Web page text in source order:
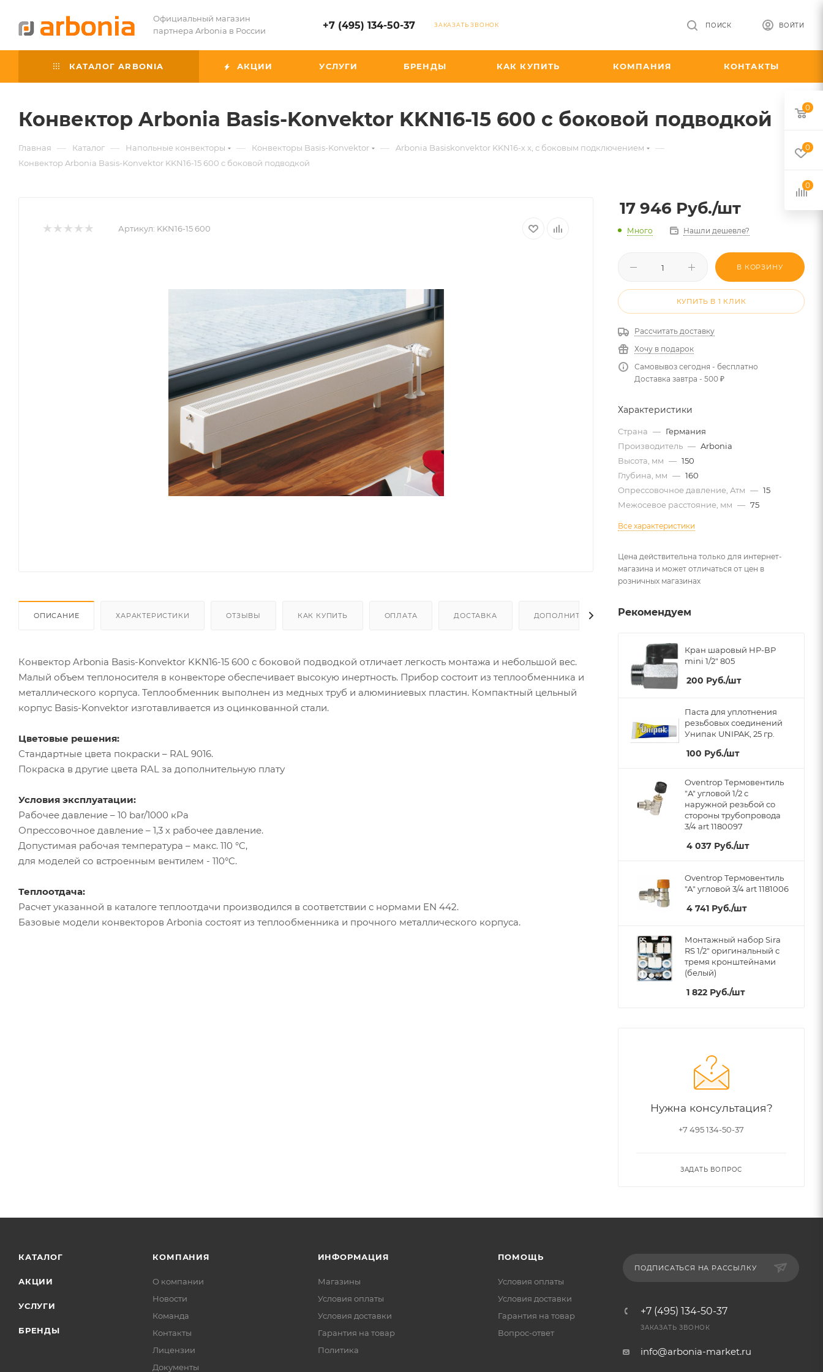
Официальный магазин
партнера Arbonia в России
+7 (495) 134-50-37 ЗАКАЗАТЬ ЗВОНОК ВОЙТИ
ПОИСК
КАТАЛОГ ARBONIA АКЦИИ УСЛУГИ БРЕНДЫ КАК КУПИТЬ КОМПАНИЯ КОНТАКТЫ
Конвектор Arbonia Basis-Konvektor KKN16-15 600 с боковой подводкой
Главная — Каталог — Напольные конвекторы — Конвекторы Basis-Konvektor — Arbonia Basiskonvektor KKN16-х x, с боковым подключением —
Конвектор Arbonia Basis-Konvektor KKN16-15 600 с боковой подводкой
Артикул: KKN16-15 600
ОПИСАНИЕ ХАРАКТЕРИСТИКИ ОТЗЫВЫ КАК КУПИТЬ ОПЛАТА ДОСТАВКА ДОПОЛНИТЕЛЬНО
Конвектор Arbonia Basis-Konvektor KKN16-15 600 с боковой подводкой отличает легкость монтажа и небольшой вес.
Малый объем теплоносителя в конвекторе обеспечивает высокую инертность. Прибор состоит из теплообменника и
металлического корпуса. Теплообменник выполнен из медных труб и алюминиевых пластин. Компактный цельный
корпус Basis-Konvektor изготавливается из оцинкованной стали.
Цветовые решения:
Стандартные цвета покраски – RAL 9016.
Покраска в другие цвета RAL за дополнительную плату
Условия эксплуатации:
Рабочее давление – 10 bar/1000 кРа
Опрессовочное давление – 1,3 х рабочее давление.
Допустимая рабочая температура – макс. 110 °C,
для моделей со встроенным вентилем - 110°C.
Теплоотдача:
Расчет указанной в каталоге теплоотдачи производился в соответствии с нормами EN 442.
Базовые модели конвекторов Arbonia состоят из теплообменника и прочного металлического корпуса.
17 946 Руб./шт
Много Нашли дешевле?
В КОРЗИНУ
КУПИТЬ В 1 КЛИК
Рассчитать доставку
Хочу в подарок
Самовывоз сегодня - бесплатно
Доставка завтра - 500 ₽
Характеристики
Страна — Германия
Производитель — Arbonia
Высота, мм — 150
Глубина, мм — 160
Опрессовочное давление, Атм — 15
Межосевое расстояние, мм — 75
Все характеристики
Цена действительна только для интернет-
магазина и может отличаться от цен в
розничных магазинах
Рекомендуем
Кран шаровый НР-ВР
mini 1/2" 805
200 Руб./шт
Паста для уплотнения
резьбовых соединений
Унипак UNIPAK, 25 гр.
100 Руб./шт
Oventrop Термовентиль
"A" угловой 1/2 с
наружной резьбой со
стороны трубопровода
3/4 art 1180097
4 037 Руб./шт
Oventrop Термовентиль
"А" угловой 3/4 art 1181006
4 741 Руб./шт
Монтажный набор Sira
RS 1/2" оригинальный c
тремя кронштейнами
(белый)
1 822 Руб./шт
Нужна консультация?
+7 495 134-50-37
ЗАДАТЬ ВОПРОС
КАТАЛОГ
АКЦИИ
УСЛУГИ
БРЕНДЫ
КОМПАНИЯ
О компании
Новости
Команда
Контакты
Лицензии
Документы
ИНФОРМАЦИЯ
Магазины
Условия оплаты
Условия доставки
Гарантия на товар
Политика
ПОМОЩЬ
Условия оплаты
Условия доставки
Гарантия на товар
Вопрос-ответ
ПОДПИСАТЬСЯ НА РАССЫЛКУ
+7 (495) 134-50-37
ЗАКАЗАТЬ ЗВОНОК
info@arbonia-market.ru
0
0
0